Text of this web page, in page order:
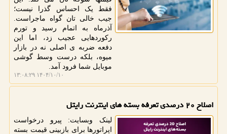
فقط یک احساس گذرا نیست؛
جیب خالی تان گواه ماجراست.
آذرماه به اتمام رسید و تورم
رکوردهایی عجیب زد، اما این
دفعه ضربه ی اصلی نه در بازار
میوه، بلکه درست وسط گوشی
موبایل شما فرود آمد.
۱۴۰۴/۱۰/۱۰ ۱۳:۰۸:۲۹
اصلاح ۲۰ درصدی تعرفه بسته های اینترنت رایتل
لینک وبسایت: پیرو درخواست
اپراتورها برای بازبینی قیمت بسته